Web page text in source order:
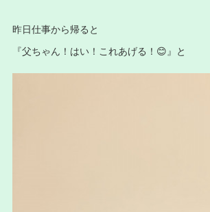
昨日仕事から帰ると
『父ちゃん！はい！これあげる！😊』と